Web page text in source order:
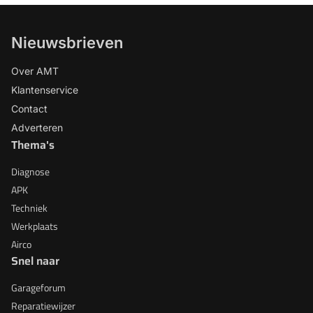
Nieuwsbrieven
Over AMT
Klantenservice
Contact
Adverteren
Thema's
Diagnose
APK
Techniek
Werkplaats
Airco
Snel naar
Garageforum
Reparatiewijzer